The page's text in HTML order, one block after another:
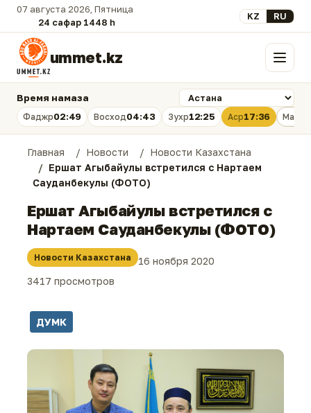
07 августа 2026, Пятница
24 сафар 1448 һ.
Выберите язык
KZ RU
ummet.kz Меню
Время намаза
Фаджр02:49 Восход04:43 Зухр12:25 Аср17:36
Главная Новости
Новости Казахстана
Ершат Агыбайулы встретился с Нартаем
Сауданбекулы (ФОТО)
Ершат Агыбайулы встретился с
Нартаем Сауданбекулы (ФОТО)
Новости Казахстана
16 ноября 2020
3417 просмотров
ДУМК